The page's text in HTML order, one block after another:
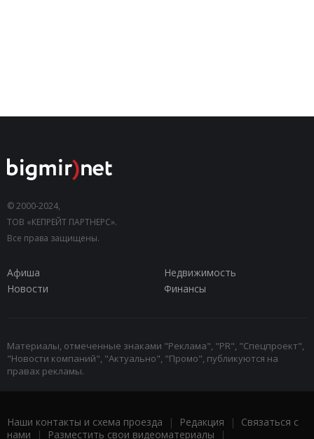
© 2000-2024,
ТОВ «КЕПРЕЙТ ПАРТНЕРС».
Все права защищены.
Афиша
Недвижимость
Новости
Финансы
Материалы, отмеченные знаками "Реклама", "PR", "Спецпроект",
"Новости компаний", "Актуально", "Промо", публикуются на
правах рекламы.
Наши контакты и схема проезда | Редакция | Связаться с
нами | Разместить свои видеоматериалы |